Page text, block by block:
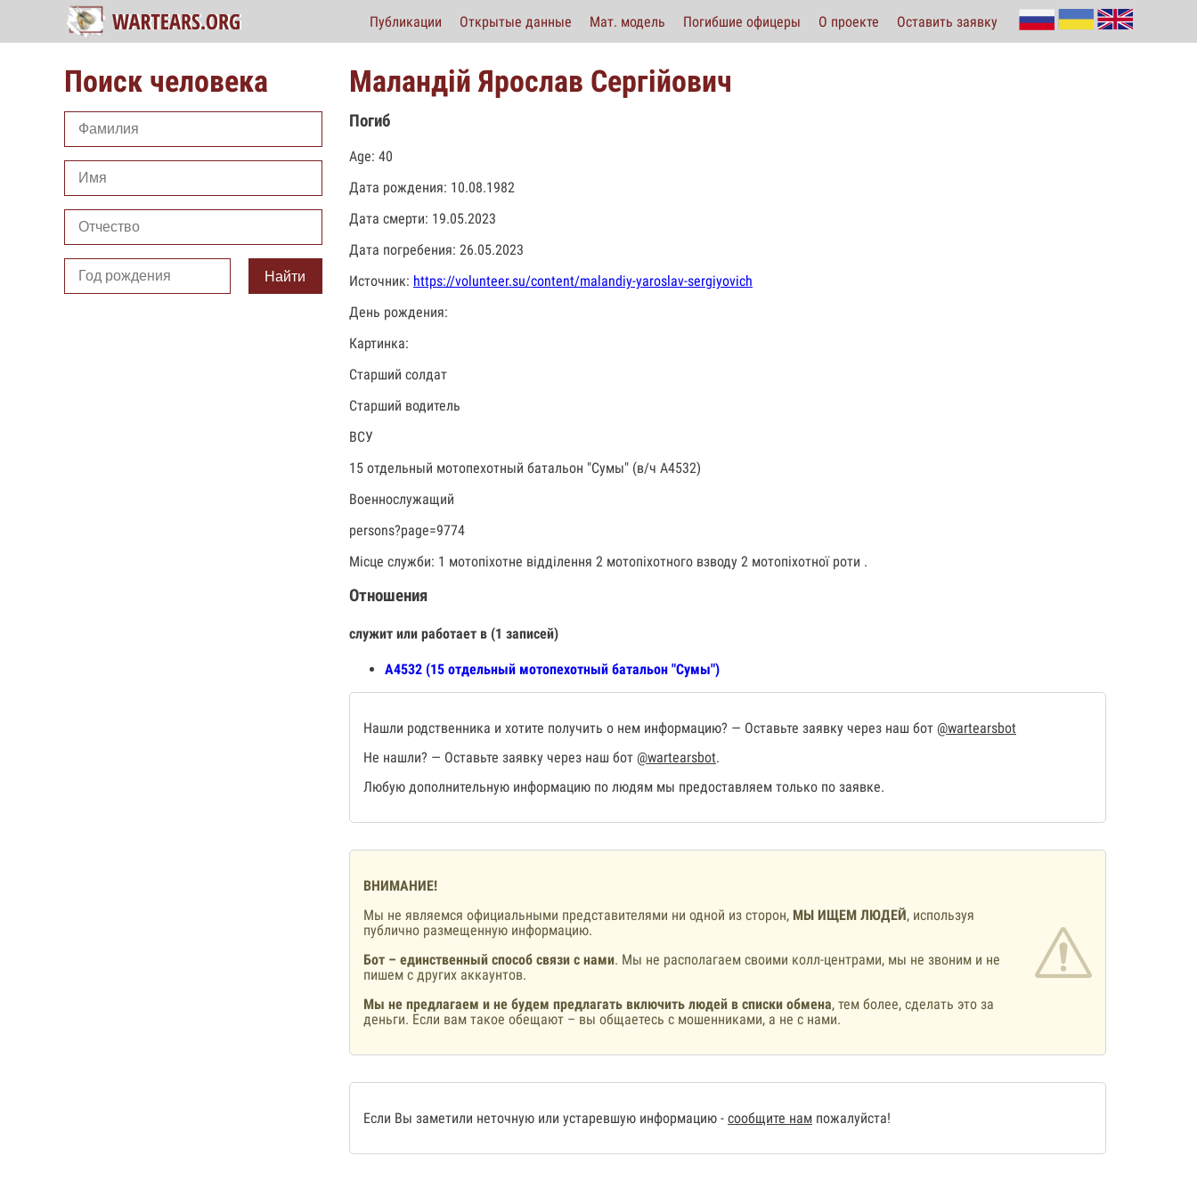
Публикации Открытые данные Мат. модель Погибшие офицеры О проекте Оставить заявку
Поиск человека
Найти
Маландій Ярослав Сергійович
Погиб
Age: 40
Дата рождения: 10.08.1982
Дата смерти: 19.05.2023
Дата погребения: 26.05.2023
Источник: https://volunteer.su/content/malandiy-yaroslav-sergiyovich
День рождения:
Картинка:
Старший солдат
Старший водитель
ВСУ
15 отдельный мотопехотный батальон "Сумы" (в/ч А4532)
Военнослужащий
persons?page=9774
Місце служби: 1 мотопіхотне відділення 2 мотопіхотного взводу 2 мотопіхотної роти .
Отношения
служит или работает в (1 записей)
А4532 (15 отдельный мотопехотный батальон "Сумы")
Нашли родственника и хотите получить о нем информацию? — Оставьте заявку через наш бот @wartearsbot
Не нашли? — Оставьте заявку через наш бот @wartearsbot.
Любую дополнительную информацию по людям мы предоставляем только по заявке.
ВНИМАНИЕ!
Мы не являемся официальными представителями ни одной из сторон, МЫ ИЩЕМ ЛЮДЕЙ, используя
публично размещенную информацию.
Бот – единственный способ связи с нами. Мы не располагаем своими колл-центрами, мы не звоним и не
пишем с других аккаунтов.
Мы не предлагаем и не будем предлагать включить людей в списки обмена, тем более, сделать это за
деньги. Если вам такое обещают – вы общаетесь с мошенниками, а не с нами.
Если Вы заметили неточную или устаревшую информацию - сообщите нам пожалуйста!